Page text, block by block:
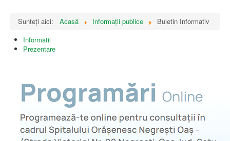
Sunteți aici: Acasă Informații publice
Buletin Informativ
Informatii
Prezentare